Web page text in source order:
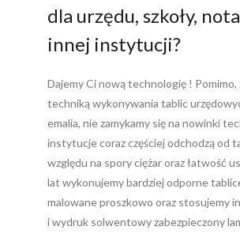
dla urzędu, szkoły,
innej instytucji?
Dajemy Ci nową technologię !
techniką wykonywania tablic
emalia, nie zamykamy się na nowinki
instytucje coraz częściej odchodzą od
względu na spory ciężar oraz łatwość
lat wykonujemy bardziej odporne
malowane proszkowo oraz stosujemy
i wydruk solwentowy zabezpieczony